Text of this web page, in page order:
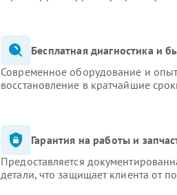
Бесплатная диагностика и
Современное оборудование и
восстановление в кратчайшие
Гарантия на работы и
Предоставляется
детали, что защищает клиента от